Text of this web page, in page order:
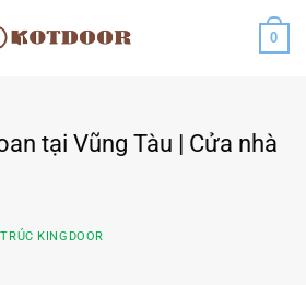
0
tại Vũng Tàu | Cửa nhà
TRÚC KINGDOOR